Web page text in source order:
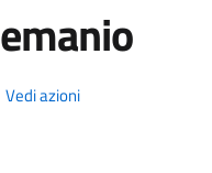
Vedi azioni